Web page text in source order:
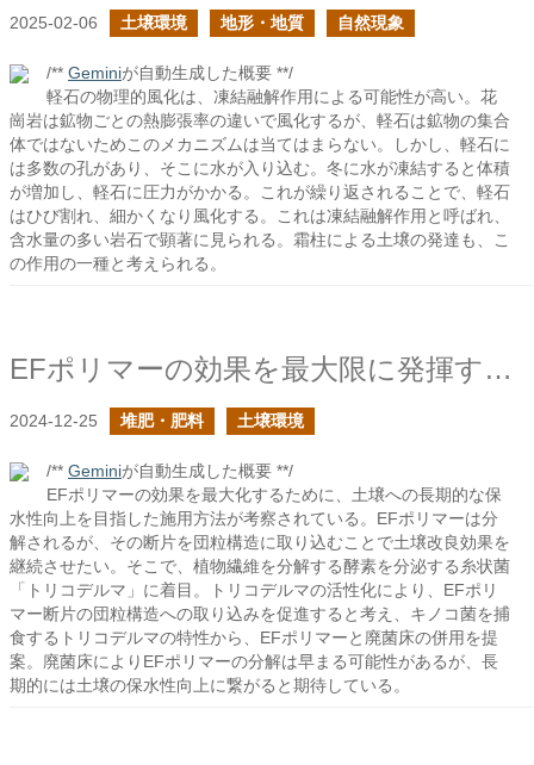
2025-02-06 土壌環境 地形・地質 自然現象
/** Geminiが自動生成した概要 **/
軽石の物理的風化は、凍結融解作用による可能性が高い。花
崗岩は鉱物ごとの熱膨張率の違いで風化するが、軽石は鉱物の集合
体ではないためこのメカニズムは当てはまらない。しかし、軽石に
は多数の孔があり、そこに水が入り込む。冬に水が凍結すると体積
が増加し、軽石に圧力がかかる。これが繰り返されることで、軽石
はひび割れ、細かくなり風化する。これは凍結融解作用と呼ばれ、
含水量の多い岩石で顕著に見られる。霜柱による土壌の発達も、こ
の作用の一種と考えられる。
EFポリマーの効果を最大限に発揮するために
2024-12-25 堆肥・肥料 土壌環境
/** Geminiが自動生成した概要 **/
EFポリマーの効果を最大化するために、土壌への長期的な保
水性向上を目指した施用方法が考察されている。EFポリマーは分
解されるが、その断片を団粒構造に取り込むことで土壌改良効果を
継続させたい。そこで、植物繊維を分解する酵素を分泌する糸状菌
「トリコデルマ」に着目。トリコデルマの活性化により、EFポリ
マー断片の団粒構造への取り込みを促進すると考え、キノコ菌を捕
食するトリコデルマの特性から、EFポリマーと廃菌床の併用を提
案。廃菌床によりEFポリマーの分解は早まる可能性があるが、長
期的には土壌の保水性向上に繋がると期待している。